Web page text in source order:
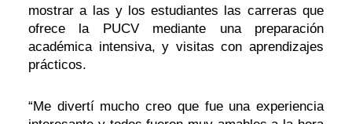
mostrar a las y los estudiantes las carreras que
ofrece la PUCV mediante una preparación
académica intensiva, y visitas con aprendizajes
prácticos.
“Me divertí mucho creo que fue una experiencia